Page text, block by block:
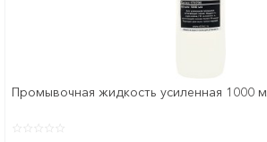
Промывочная жидкость усиленная 1000